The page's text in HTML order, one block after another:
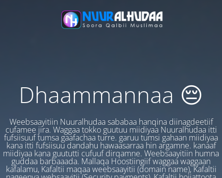
Dhaammannaa 😔
Weebsaayitiin Nuuralhudaa sababaa hanqina diinagdeetiif
cufamee jira. Waggaa tokko guutuu miidiyaa Nuuralhudaa itti
fufsiisuuf tumsa gaafachaa turre. garuu tumsi gahaan miidiyaa
kana itti fufsiisuu dandahu hawaasarraa hin argamne. kanaaf
miidiyaa kana guututti cufuuf dirqamne. Weebsaayitiin humna
guddaa barbaaada. Mallaqa Hoostiingiif waggaa waggaan
kafalamu, Kafaltii maqaa weebsaayitii (domain name), Kafaltii